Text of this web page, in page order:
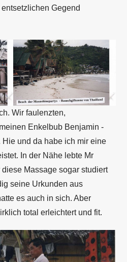
Gegend
Wir faulenzten,
Enkelbub Benjamin -
und da habe ich mir eine
In der Nähe lebte Mr
Massage sogar studiert
seine Urkunden aus
es auch in sich. Aber
total erleichtert und fit.